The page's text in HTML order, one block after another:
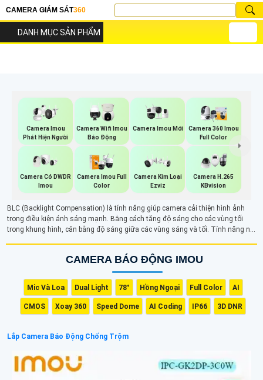
CAMERA GIÁM SÁT360
DANH MỤC SẢN PHẨM
Camera Imou
Phát Hiện Người
Camera Wifi Imou
Báo Động
Camera Imou Mới
Camera 360 Imou
Full Color
Camera Có DWDR
Imou
Camera Imou Full
Color
Camera Kim Loại
Ezviz
Camera H.265
KBvision
BLC (Backlight Compensation) là tính năng giúp camera cải thiện hình ảnh
trong điều kiện ánh sáng mạnh. Bằng cách tăng độ sáng cho các vùng tối
trong khung hình, cân bằng độ sáng giữa các vùng sáng và tối. Tính năng này
CAMERA BÁO ĐỘNG IMOU
Mic Và Loa Dual Light 78° Hồng Ngoại Full Color AI
CMOS Xoay 360 Speed Dome AI Coding IP66 3D DNR
Lắp Camera Báo Động Chống Trộm